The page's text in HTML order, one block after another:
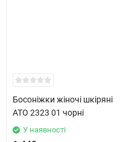
Босоніжки жіночі шкіряні
ATO 2323 01 чорні
У наявності